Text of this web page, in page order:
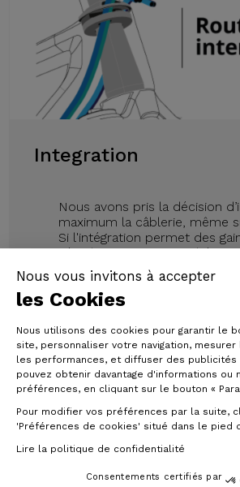
Nous vous invitons à accepter
les Cookies
Nous utilisons des cookies pour garantir le
site, personnaliser votre navigation,
les performances, et diffuser des publicités
pouvez obtenir davantage d'informations ou
préférences, en cliquant sur le bouton «
Pour modifier vos préférences par la suite,
'Préférences de cookies' situé dans le pied
Lire la politique de confidentialité
Consentements certifiés par
Integration
Nous avons pris la décision
maximum la câblerie, même
Si l'intégration permet des
aérodynamiques et
vélo de route, elle permet
protéger l'ensemble des
durites sur un VTT, et
Théorème FS, le seul son
entendrez sera le roulement